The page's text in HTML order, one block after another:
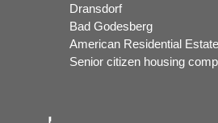
Dransdorf
Bad Godesberg
American Residential Estate
Senior citizen housing